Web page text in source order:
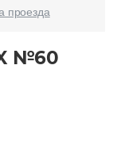
проезда
№60